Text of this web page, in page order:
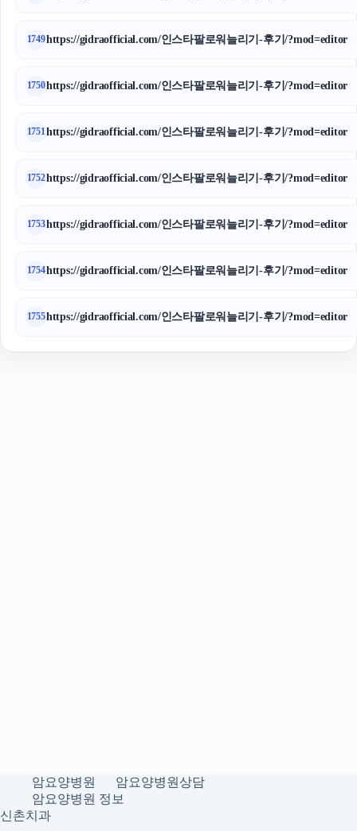
1749https://gidraofficial.com/인스타팔로워늘리기-후기/?mod=editor
1750https://gidraofficial.com/인스타팔로워늘리기-후기/?mod=editor
1751https://gidraofficial.com/인스타팔로워늘리기-후기/?mod=editor
1752https://gidraofficial.com/인스타팔로워늘리기-후기/?mod=editor
1753https://gidraofficial.com/인스타팔로워늘리기-후기/?mod=editor
1754https://gidraofficial.com/인스타팔로워늘리기-후기/?mod=editor
1755https://gidraofficial.com/인스타팔로워늘리기-후기/?mod=editor
암요양병원
암요양병원상담
암요양병원 정보
신촌치과